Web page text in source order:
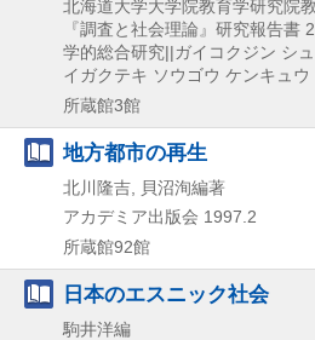
北海道大学大学院教育学研究院
『調査と社会理論』研究報告書
学的総合研究||ガイコクジン シ
イガクテキ ソウゴウ ケンキュウ
所蔵館3館
地方都市の再生
北川隆吉, 貝沼洵編著
アカデミア出版会 1997.2
所蔵館92館
日本のエスニック社会
駒井洋編